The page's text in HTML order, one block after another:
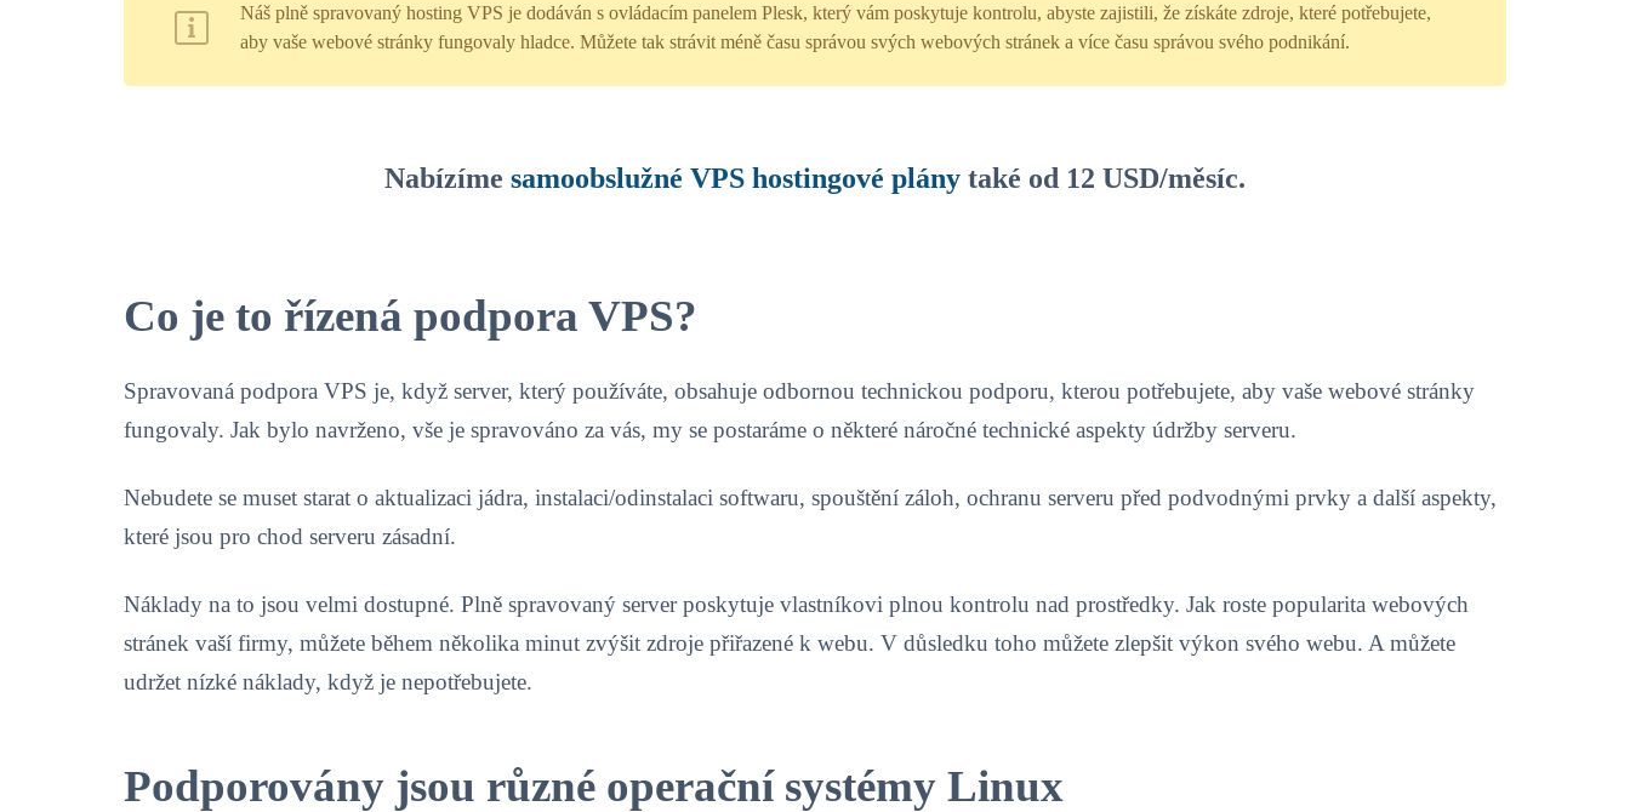
Náš plně spravovaný hosting VPS je dodáván s ovládacím panelem Plesk, který vám poskytuje kontrolu, abyste zajistili, že získáte zdroje, které potřebujete,
aby vaše webové stránky fungovaly hladce. Můžete tak strávit méně času správou svých webových stránek a více času správou svého podnikání.
Nabízíme samoobslužné VPS hostingové plány také od 12 USD/měsíc.
Co je to řízená podpora VPS?
Spravovaná podpora VPS je, když server, který používáte, obsahuje odbornou technickou podporu, kterou potřebujete, aby vaše webové stránky
fungovaly. Jak bylo navrženo, vše je spravováno za vás, my se postaráme o některé náročné technické aspekty údržby serveru.
Nebudete se muset starat o aktualizaci jádra, instalaci/odinstalaci softwaru, spouštění záloh, ochranu serveru před podvodnými prvky a další aspekty,
které jsou pro chod serveru zásadní.
Náklady na to jsou velmi dostupné. Plně spravovaný server poskytuje vlastníkovi plnou kontrolu nad prostředky. Jak roste popularita webových
stránek vaší firmy, můžete během několika minut zvýšit zdroje přiřazené k webu. V důsledku toho můžete zlepšit výkon svého webu. A můžete
udržet nízké náklady, když je nepotřebujete.
Podporovány jsou různé operační systémy Linux